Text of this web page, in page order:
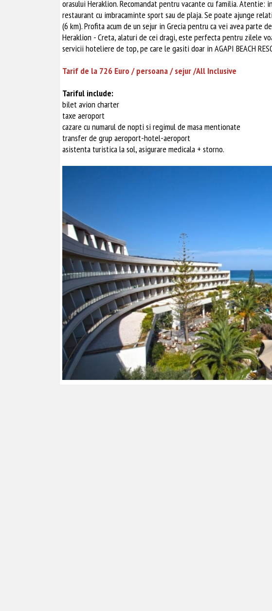
orasului Heraklion. Recomandat pentru vacante cu familia. Atentie:
restaurant cu imbracaminte sport sau de plaja. Se poate ajunge
(6 km). Profita acum de un sejur in Grecia pentru ca vei avea parte
Heraklion - Creta, alaturi de cei dragi, este perfecta pentru zilele
servicii hoteliere de top, pe care le gasiti doar in AGAPI BEACH
Tarif de la 726 Euro / persoana / sejur /All Inclusive
Tariful include:
bilet avion charter
taxe aeroport
cazare cu numarul de nopti si regimul de masa mentionate
transfer de grup aeroport-hotel-aeroport
asistenta turistica la sol, asigurare medicala + storno.